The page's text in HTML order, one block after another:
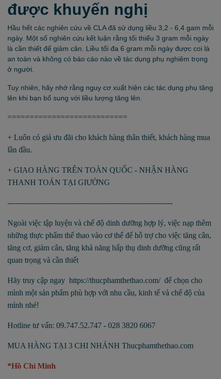
được khuyến nghị
Hầu hết các nghiên cứu về CLA đã sử dụng liều 3,2 - 6,4 gam mỗi
ngày. Một số nghiên cứu kết luận rằng tối thiểu 3 gram mỗi ngày
là cần thiết để giảm cân. Liều tối đa 6 gram mỗi ngày được coi là
an toàn và không có báo cáo nào về tác dụng phụ nghiêm trọng
ở người.
Tuy nhiên, hãy nhớ rằng nguy cơ xuất hiện các tác dụng phụ tăng
lên khi bạn bổ sung với liều lượng tăng lên.
===========================
+ Luôn có giá ưu đãi cho khách hàng thân thiết, khách hàng mua
lần đầu.
+ GIAO HÀNG TRÊN TOÀN QUỐC - NHẬN HÀNG
THANH TOÁN TẠI GIƯỜNG
-------------------------------------------------------------------
Ngoài việc tập luyện và chế độ dinh dưỡng hợp lý, việc nạp thêm
những thực phẩm thể thao vào cơ thể để hỗ trợ cho việc tăng cân,
tăng cơ, giảm cân, tăng khả năng hấp thụ dinh dưỡng cũng rất
quan trọng và cần thiết
Hãy truy cập ngay https://thucphamthethao.com/ để chọn cho
mình một sản phẩm phù hợp với nhu cầu, kinh tế và chế độ của
mình nhé!
Hotline tư vấn: 09.747.52.747 - 028 3820 6067
MUA HÀNG TẠI 3 CHI NHÁNH Thucphamthethao.com
*Hồ Chí Minh